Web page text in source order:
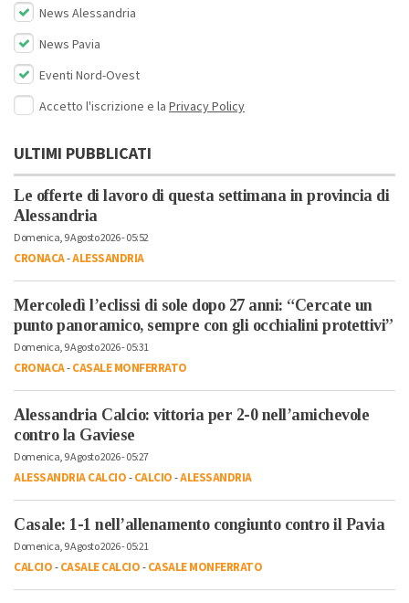
News Alessandria
News Pavia
Eventi Nord-Ovest
Accetto l'iscrizione e la Privacy Policy
ULTIMI PUBBLICATI
Le offerte di lavoro di questa settimana in provincia di
Alessandria
Domenica, 9 Agosto 2026 - 05:52
CRONACA-ALESSANDRIA
Mercoledì l’eclissi di sole dopo 27 anni: “Cercate un
punto panoramico, sempre con gli occhialini protettivi”
Domenica, 9 Agosto 2026 - 05:31
CRONACA-CASALE MONFERRATO
Alessandria Calcio: vittoria per 2-0 nell’amichevole
contro la Gaviese
Domenica, 9 Agosto 2026 - 05:27
ALESSANDRIA CALCIO-CALCIO-ALESSANDRIA
Casale: 1-1 nell’allenamento congiunto contro il Pavia
Domenica, 9 Agosto 2026 - 05:21
CALCIO-CASALE CALCIO-CASALE MONFERRATO